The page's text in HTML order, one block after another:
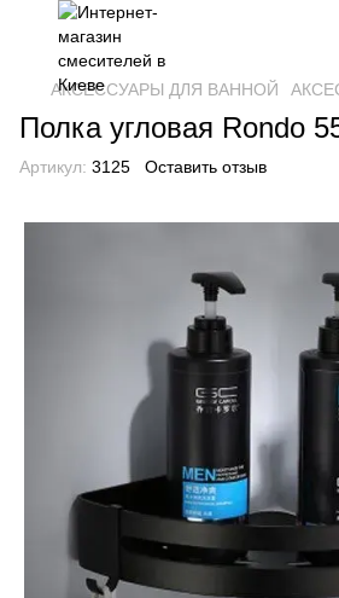
АКСЕССУАРЫ ДЛЯ ВАННОЙ
Полка угловая Rondo
Артикул: 3125 Оставить отзыв